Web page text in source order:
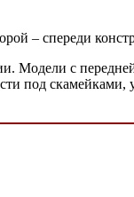
– спереди
Модели с
под скамейками,